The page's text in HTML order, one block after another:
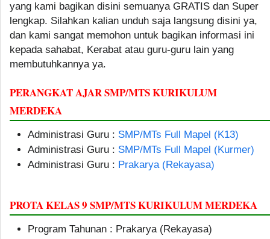
yang kami bagikan disini semuanya GRATIS dan Super
lengkap. Silahkan kalian unduh saja langsung disini ya,
dan kami sangat memohon untuk bagikan informasi ini
kepada sahabat, Kerabat atau guru-guru lain yang
membutuhkannya ya.
PERANGKAT AJAR SMP/MTS KURIKULUM
MERDEKA
Administrasi Guru : SMP/MTs Full Mapel (K13)
Administrasi Guru : SMP/MTs Full Mapel (Kurmer)
Administrasi Guru : Prakarya (Rekayasa)
PROTA KELAS 9 SMP/MTS KURIKULUM MERDEKA
Program Tahunan : Prakarya (Rekayasa)